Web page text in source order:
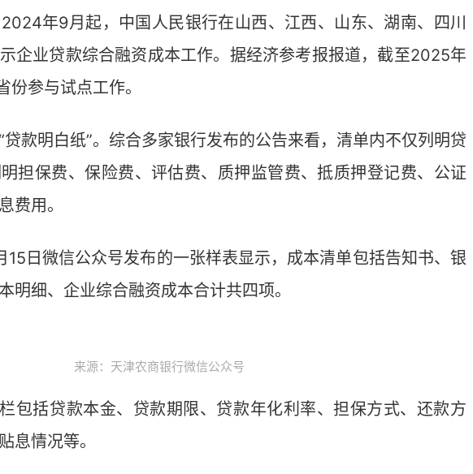
年9月起，中国人民银行在山西、江西、山东、湖南、四川
企业贷款综合融资成本工作。据经济参考报报道，截至2025年
参与试点工作。
明白纸”。综合多家银行发布的公告来看，清单内不仅列明贷
担保费、保险费、评估费、质押监管费、抵质押登记费、公证
费用。
日微信公众号发布的一张样表显示，成本清单包括告知书、银
明细、企业综合融资成本合计共四项。
来源：天津农商银行微信公众号
括贷款本金、贷款期限、贷款年化利率、担保方式、还款方
息情况等。